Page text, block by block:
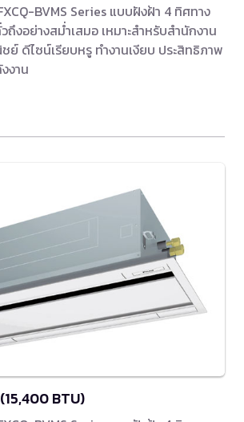
BVMS Series แบบฝังฝ้า 4 ทิศทาง
ถึงอย่างสม่ำเสมอ เหมาะสำหรับสำนักงาน
ย์ ดีไซน์เรียบหรู ทำงานเงียบ ประสิทธิภาพ
งาน
BTU)